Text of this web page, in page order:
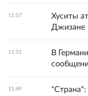
11:57
Хуситы
Джизане
11:51
В
11:49